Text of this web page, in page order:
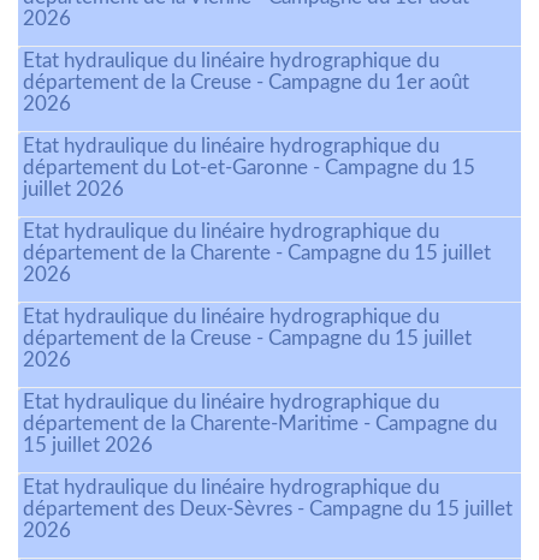
2026
Etat hydraulique du linéaire hydrographique du
département de la Creuse - Campagne du 1er août
2026
Etat hydraulique du linéaire hydrographique du
département du Lot-et-Garonne - Campagne du 15
juillet 2026
Etat hydraulique du linéaire hydrographique du
département de la Charente - Campagne du 15 juillet
2026
Etat hydraulique du linéaire hydrographique du
département de la Creuse - Campagne du 15 juillet
2026
Etat hydraulique du linéaire hydrographique du
département de la Charente-Maritime - Campagne du
15 juillet 2026
Etat hydraulique du linéaire hydrographique du
département des Deux-Sèvres - Campagne du 15 juillet
2026